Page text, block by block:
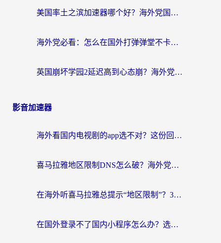
美国率土之滨加速器哪个好？海外党国服游戏畅玩终极指南（附多游戏解决方案）
海外党必看：怎么在国外打弹弹堂不卡？番茄加速器亲测指南
英国崩坏学园2延迟高到心态崩？海外党国服游戏加速终极指南
影音加速器
海外看国内电视剧的app选不对？这份回国加速器避坑指南帮你流畅追剧
喜马拉雅地区限制DNS怎么破？海外党听国内音乐听书的终极解决方案
在海外听喜马拉雅总提示“地区限制”？3步轻松解除+听国内音乐全攻略
在国外登录不了国内小程序怎么办？选对回国加速器，轻松解锁国内资源